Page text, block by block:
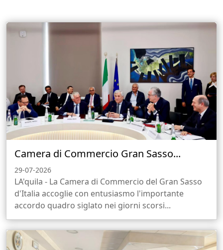
Camera di Commercio Gran Sasso...
29-07-2026
LA'quila - La Camera di Commercio del Gran Sasso
d'Italia accoglie con entusiasmo l'importante
accordo quadro siglato nei giorni scorsi...